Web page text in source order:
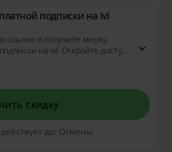
подписки на ivi
ссылке и получите месяц
на ivi. Откройте доступ
скидку
до: Отмены